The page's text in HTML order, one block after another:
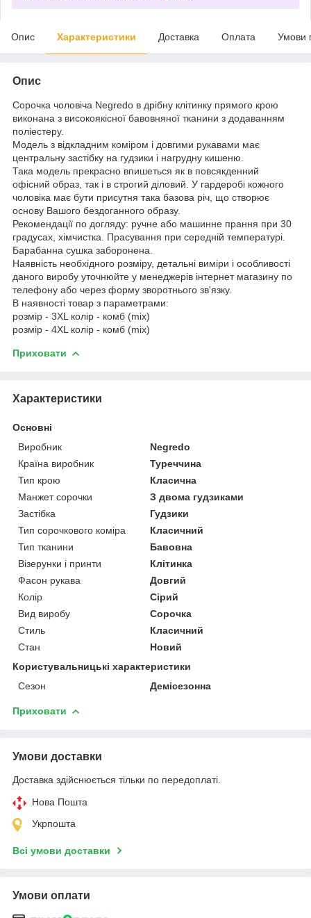
Опис Характеристики Доставка Оплата Умови
Опис
Сорочка чоловіча Negredo в дрібну клітинку прямого крою
виконана з високоякісної бавовняної тканини з додаванням
поліестеру.
Модель з відкладним коміром і довгими рукавами має
центральну застібку на гудзики і нагрудну кишеню.
Така модель прекрасно впишеться як в повсякденний
офісний образ, так і в строгий діловий. У гардеробі кожного
чоловіка має бути присутня така базова річ, що створює
основу Вашого бездоганного образу.
Рекомендації по догляду: ручне або машинне прання при 30
градусах, хімчистка. Прасування при середній температурі.
Барабанна сушка заборонена.
Наявність необхідного розміру, детальні виміри і особливості
даного виробу уточнюйте у менеджерів інтернет магазину по
телефону або через форму зворотнього зв'язку.
В наявності товар з параметрами:
розмір - 3XL колір - комб (mix)
розмір - 4XL колір - комб (mix)
Приховати
Характеристики
Основні
Виробник
Negredo
Країна виробник
Туреччина
Тип крою
Класична
Манжет сорочки
З двома гудзиками
Застібка
Гудзики
Тип сорочкового коміра
Класичний
Тип тканини
Бавовна
Візерунки і принти
Клітинка
Фасон рукава
Довгий
Колір
Сірий
Вид виробу
Сорочка
Стиль
Класичний
Стан
Новий
Користувальницькі характеристики
Сезон
Демісезонна
Приховати
Умови доставки
Доставка здійснюється тільки по передоплаті.
Нова Пошта
Укрпошта
Всі умови доставки
Умови оплати